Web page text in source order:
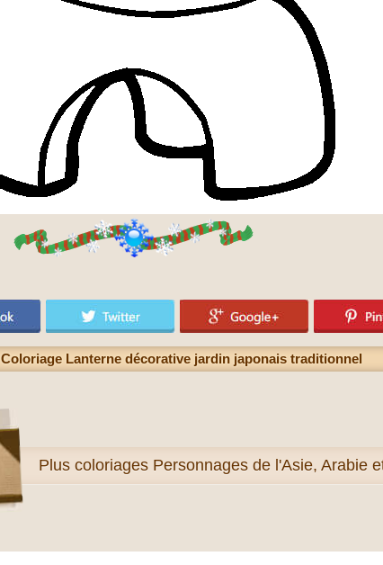
Coloriage Lanterne décorative jardin japonais traditionnel
Plus coloriages Personnages de l'Asie, Arabie